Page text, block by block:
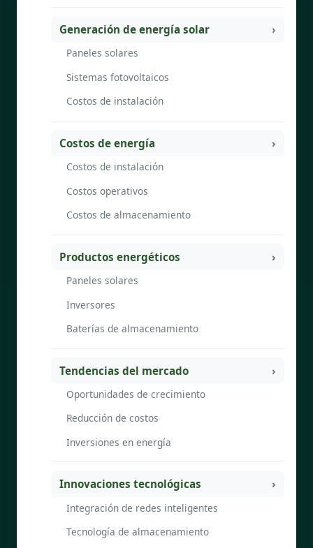
Generación de energía solar
Paneles solares
Sistemas fotovoltaicos
Costos de instalación
Costos de energía
Costos de instalación
Costos operativos
Costos de almacenamiento
Productos energéticos
Paneles solares
Inversores
Baterías de almacenamiento
Tendencias del mercado
Oportunidades de crecimiento
Reducción de costos
Inversiones en energía
Innovaciones tecnológicas
Integración de redes inteligentes
Tecnología de almacenamiento